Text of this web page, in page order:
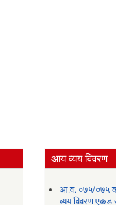
आय व्यय विवरण
आ.व. ०७५/०७५
व्यय विवरण